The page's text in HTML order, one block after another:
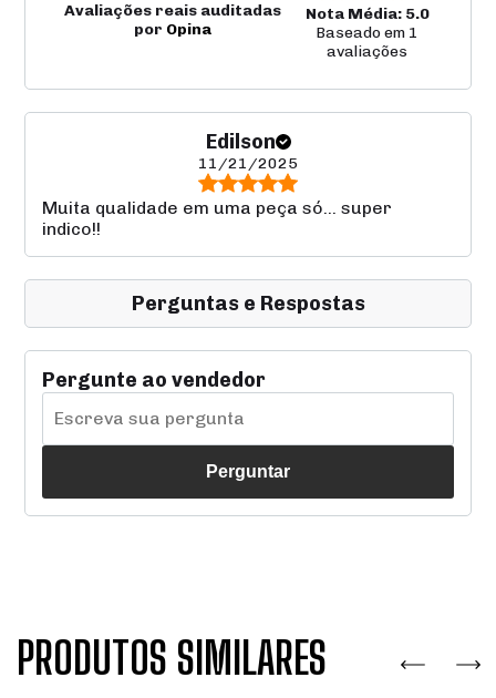
Avaliações reais auditadas
por Opina
Nota Média: 5.0
Baseado em 1
avaliações
Edilson
11/21/2025
Muita qualidade em uma peça só... super
indico!!
Perguntas e Respostas
Pergunte ao vendedor
Perguntar
PRODUTOS SIMILARES